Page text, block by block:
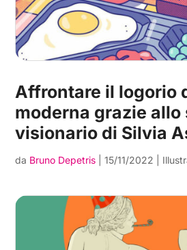
Affrontare il logorio
moderna grazie allo
visionario di Silvia
da Bruno Depetris |15/11/2022